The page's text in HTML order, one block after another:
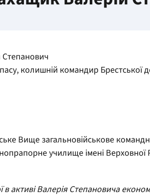
колишній командир Брестської
Вище загальновійськове
училище імені
в активі Валерія Степановича